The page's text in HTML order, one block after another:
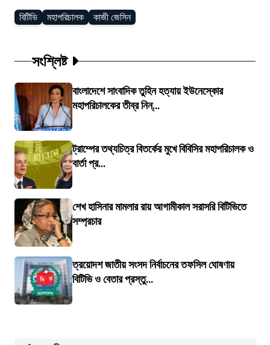
বিটিভি মহাপরিচালক কাজী জেসিন
সংশ্লিষ্ট
বাংলাদেশে সাংবাদিক তুহিন হত্যায় ইউনেস্কোর
মহাপরিচালকের তীব্র নিন্...
ট্রাম্পের তথ্যচিত্র বিতর্কের মুখে বিবিসির মহাপরিচালক ও
বার্তা প্র...
শেখ হাসিনার মামলার রায় আগামীকাল সরাসরি বিটিভিতে
সম্প্রচার
ত্রয়োদশ জাতীয় সংসদ নির্বাচনের তফসিল ঘোষণায়
বিটিভি ও বেতার প্রস্তু...